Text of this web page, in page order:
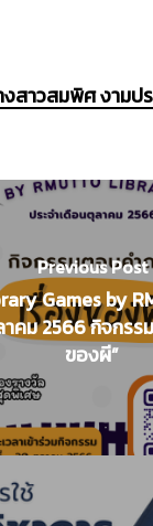
งสาวสมพิศ งามป
Previous Post
Games by
าคม 2566 กิจกร
ของผี”